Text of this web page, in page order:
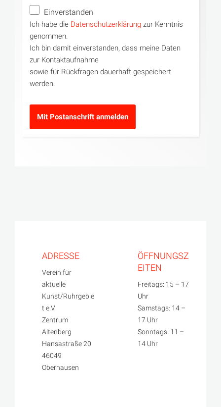
Einverstanden
Ich habe die Datenschutzerklärung zur Kenntnis
genommen.
Ich bin damit einverstanden, dass meine Daten
zur Kontaktaufnahme
sowie für Rückfragen dauerhaft gespeichert
werden.
ADRESSE
Verein für
aktuelle
Kunst/Ruhrgebie
t e.V.
Zentrum
Altenberg
Hansastraße 20
46049
Oberhausen
ÖFFNUNGSZ
EITEN
Freitags: 15 – 17
Uhr
Samstags: 14 –
17 Uhr
Sonntags: 11 –
14 Uhr